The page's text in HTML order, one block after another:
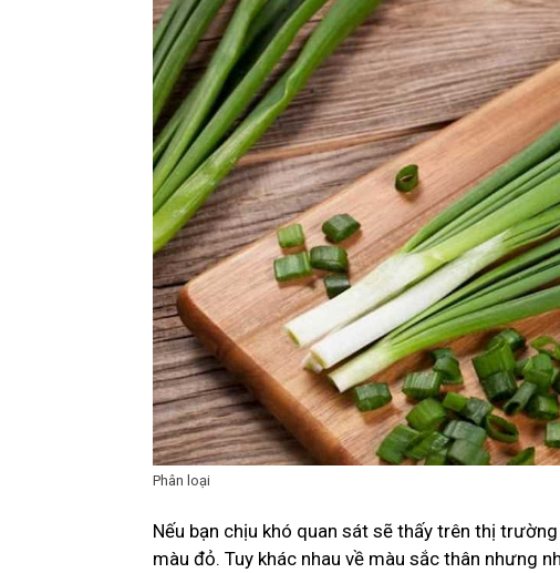
Phân loại
Nếu bạn chịu khó quan sát sẽ thấy trên thị
màu đỏ. Tuy khác nhau về màu sắc thân nhưng